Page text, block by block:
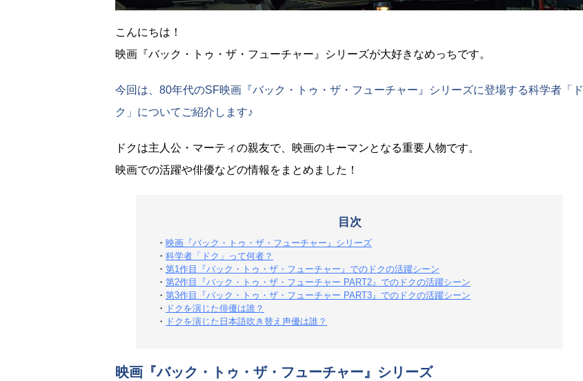
こんにちは！
映画『バック・トゥ・ザ・フューチャー』シリーズが大好きなめっちです。
今回は、80年代のSF映画『バック・トゥ・ザ・フューチャー』シリーズに登場する科学者「ド
ク」についてご紹介します♪
ドクは主人公・マーティの親友で、映画のキーマンとなる重要人物です。
映画での活躍や俳優などの情報をまとめました！
目次
・ 映画『バック・トゥ・ザ・フューチャー』シリーズ
・ 科学者「ドク」って何者？
・ 第1作目『バック・トゥ・ザ・フューチャー』でのドクの活躍シーン
・ 第2作目『バック・トゥ・ザ・フューチャー PART2』でのドクの活躍シーン
・ 第3作目『バック・トゥ・ザ・フューチャー PART3』でのドクの活躍シーン
・ ドクを演じた俳優は誰？
・ ドクを演じた日本語吹き替え声優は誰？
映画『バック・トゥ・ザ・フューチャー』シリーズ